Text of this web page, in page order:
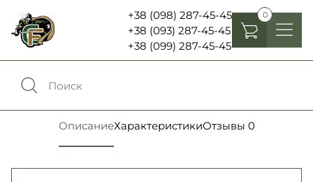
+38 (098) 287-45-45
+38 (093) 287-45-45
+38 (099) 287-45-45
0
Сравнение0
Избранное0
Обувь
ОписаниеХарактеристикиОтзывы 0